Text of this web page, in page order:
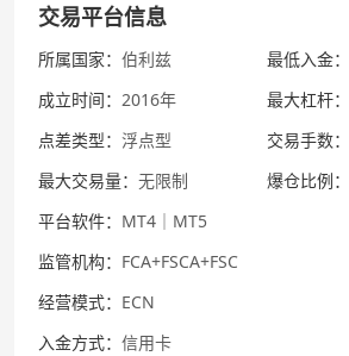
交易平台信息
所属国家： 伯利兹 最低入金：
成立时间： 2016年 最大杠杆：
点差类型： 浮点型 交易手数：
最大交易量： 无限制 爆仓比例：
平台软件： MT4｜MT5
监管机构： FCA+FSCA+FSC
经营模式： ECN
入金方式： 信用卡